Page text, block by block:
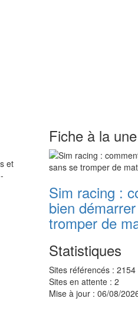
et
Fiche à la une
Sim racing :
bien
tromper de
Statistiques
Sites référencés : 2154
Sites en attente : 2
Mise à jour : 06/08/